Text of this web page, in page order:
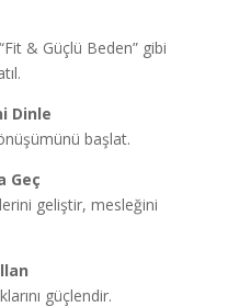
& Güçlü Beden” gibi
Dinle
başlat.
Geç
geliştir, mesleğini
güçlendir.